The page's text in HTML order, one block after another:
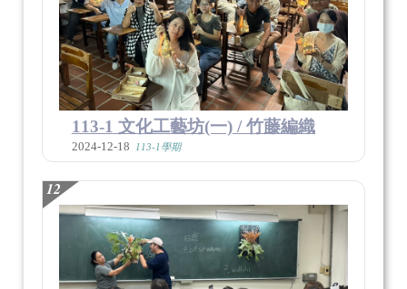
113-1 文化工藝坊(一) / 竹藤編織
2024-12-18 113-1學期
12